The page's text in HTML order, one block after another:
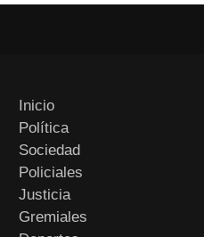
Inicio
Política
Sociedad
Policiales
Justicia
Gremiales